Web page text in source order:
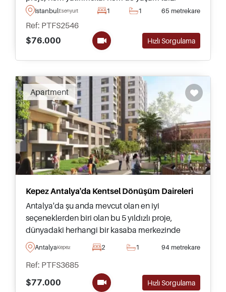
alıcıları için stüdyodan büyük dört odalı dairelere
kadar çeşitli büyüklüklerde evler sunmaktadır.
IstanbulEsenyurt 1 1 65 metrekare
Ref: PTFS2546
$76.000
Hızlı Sorgulama
Apartment
Kepez Antalya'da Kentsel Dönüşüm Daireleri
Antalya'da şu anda mevcut olan en iyi
seçeneklerden biri olan bu 5 yıldızlı proje,
dünyadaki herhangi bir kasaba merkezinde
bulunabilecek tüm olanakları sunar ve avantajlı
ödeme planları ile bugün satışa sunulmuştur.
AntalyaKepez 2 1 94 metrekare
Ref: PTFS3685
$77.000
Hızlı Sorgulama